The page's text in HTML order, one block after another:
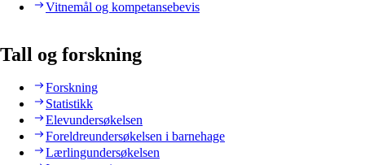
Vitnemål og kompetansebevis
Tall og forskning
Forskning
Statistikk
Elevundersøkelsen
Foreldreundersøkelsen i barnehage
Lærlingundersøkelsen